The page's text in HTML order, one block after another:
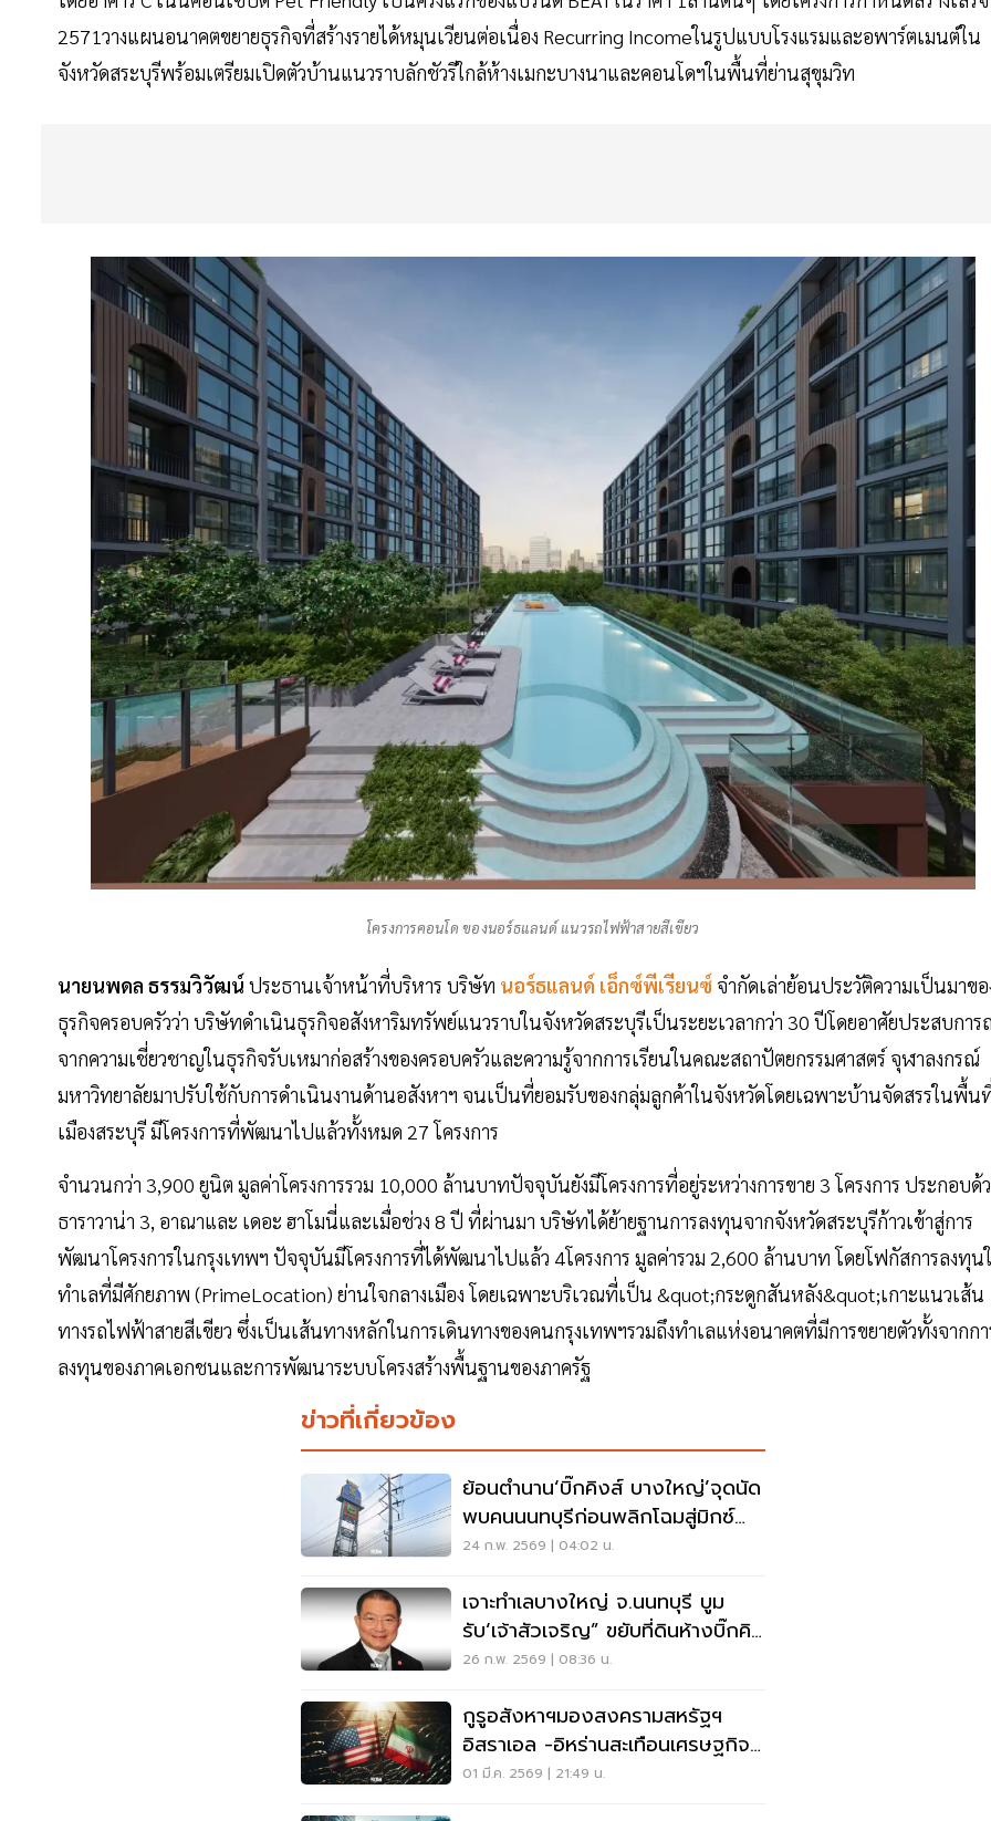
2571วางแผนอนาคตขยายธุรกิจที่สร้างรายได้หมุนเวียนต่อเนื่อง Recurring Incomeในรูปแบบโรงแรมและอพาร์ตเมนต์ใน
จังหวัดสระบุรีพร้อมเตรียมเปิดตัวบ้านแนวราบลักชัวรีใกล้ห้างเมกะบางนาและคอนโดฯในพื้นที่ย่านสุขุมวิท
โครงการคอนโด ของนอร์ธแลนด์ แนวรถไฟฟ้าสายสีเขียว
นายนพดล ธรรมวิวัฒน์ ประธานเจ้าหน้าที่บริหาร บริษัท นอร์ธแลนด์ เอ็กซ์พีเรียนซ์ จำกัดเล่าย้อนประวัติความเป็นมาขอ
ธุรกิจครอบครัวว่า บริษัทดำเนินธุรกิจอสังหาริมทรัพย์แนวราบในจังหวัดสระบุรีเป็นระยะเวลากว่า 30 ปีโดยอาศัยประสบกา
จากความเชี่ยวชาญในธุรกิจรับเหมาก่อสร้างของครอบครัวและความรู้จากการเรียนในคณะสถาปัตยกรรมศาสตร์ จุฬาลงกรณ์
มหาวิทยาลัยมาปรับใช้กับการดำเนินงานด้านอสังหาฯ จนเป็นที่ยอมรับของกลุ่มลูกค้าในจังหวัดโดยเฉพาะบ้านจัดสรรในพื้น
เมืองสระบุรี มีโครงการที่พัฒนาไปแล้วทั้งหมด 27 โครงการ
จำนวนกว่า 3,900 ยูนิต มูลค่าโครงการรวม 10,000 ล้านบาทปัจจุบันยังมีโครงการที่อยู่ระหว่างการขาย 3 โครงการ ประกอบด้
ธาราวาน่า 3, อาณาและ เดอะ ฮาโมนี่และเมื่อช่วง 8 ปี ที่ผ่านมา บริษัทได้ย้ายฐานการลงทุนจากจังหวัดสระบุรีก้าวเข้าสู่การ
พัฒนาโครงการในกรุงเทพฯ ปัจจุบันมีโครงการที่ได้พัฒนาไปแล้ว 4โครงการ มูลค่ารวม 2,600 ล้านบาท โดยโฟกัสการลงทุน
ทำเลที่มีศักยภาพ (PrimeLocation) ย่านใจกลางเมือง โดยเฉพาะบริเวณที่เป็น &quot;กระดูกสันหลัง&quot;เกาะแนวเส้น
ทางรถไฟฟ้าสายสีเขียว ซึ่งเป็นเส้นทางหลักในการเดินทางของคนกรุงเทพฯรวมถึงทำเลแห่งอนาคตที่มีการขยายตัวทั้งจากก
ลงทุนของภาคเอกชนและการพัฒนาระบบโครงสร้างพื้นฐานของภาครัฐ
ข่าวที่เกี่ยวข้อง
ย้อนตำนาน‘บิ๊กคิงส์ บางใหญ่’จุดนัด
พบคนนนทบุรีก่อนพลิกโฉมสู่มิกซ์
ยูส'เจ้าสัวเจริญ'
24 ก.พ. 2569 | 04:02 น.
เจาะทำเลบางใหญ่ จ.นนทบุรี บูม
รับ‘เจ้าสัวเจริญ” ขยับที่ดินห้างบิ๊กคิง
ส์ ติดรถไฟฟ้าสายสีม่วง ดันราคา
26 ก.พ. 2569 | 08:36 น.
กูรูอสังหาฯมองสงครามสหรัฐฯ
อิสราเอล -อิหร่านสะเทือนเศรษฐกิจ
ไทย
01 มี.ค. 2569 | 21:49 น.